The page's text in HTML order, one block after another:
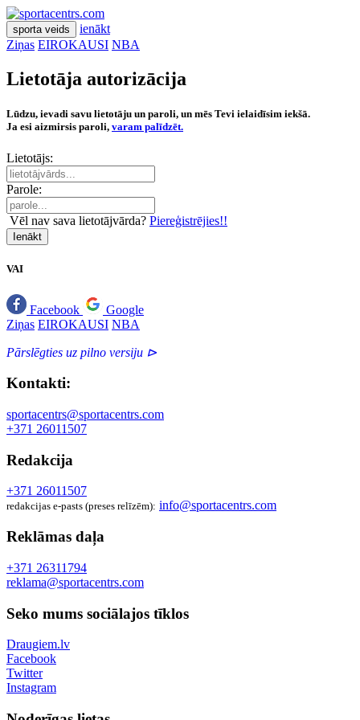
sporta veids
ienākt
Ziņas EIROKAUSI NBA
Lietotāja autorizācija
Lūdzu, ievadi savu lietotāju un paroli, un mēs Tevi ielaidīsim iekšā.
Ja esi aizmirsis paroli, varam palīdzēt.
Lietotājs:
Parole:
Vēl nav sava lietotājvārda? Piereģistrējies!!
Ienākt
VAI
Facebook
Google
Ziņas EIROKAUSI NBA
Pārslēgties uz pilno versiju ⊳
Kontakti:
sportacentrs@sportacentrs.com
+371 26011507
Redakcija
+371 26011507
redakcijas e-pasts (preses relīzēm): info@sportacentrs.com
Reklāmas daļa
+371 26311794
reklama@sportacentrs.com
Seko mums sociālajos tīklos
Draugiem.lv
Facebook
Twitter
Instagram